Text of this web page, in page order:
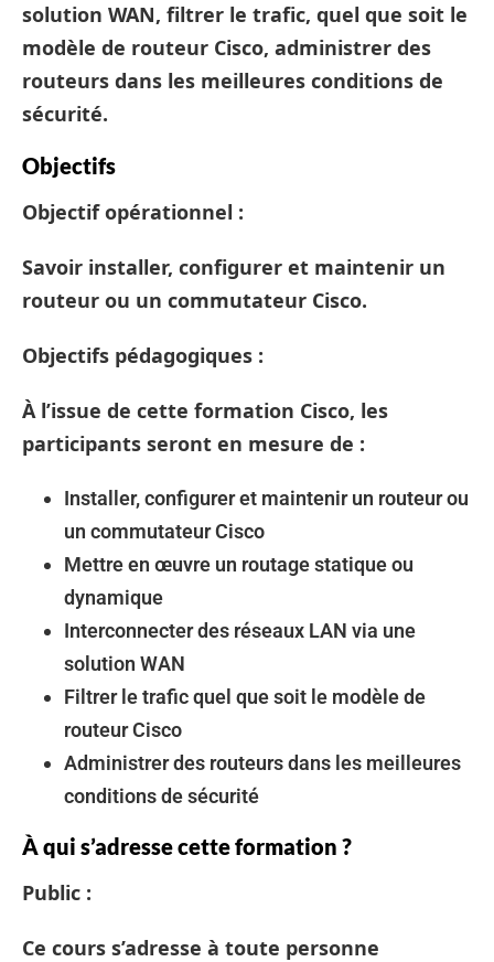
solution WAN, filtrer le trafic, quel que soit le
modèle de routeur Cisco, administrer des
routeurs dans les meilleures conditions de
sécurité.
Objectifs
Objectif opérationnel :
Savoir installer, configurer et maintenir un
routeur ou un commutateur Cisco.
Objectifs pédagogiques :
À l’issue de cette formation Cisco, les
participants seront en mesure de :
Installer, configurer et maintenir un routeur ou
un commutateur Cisco
Mettre en œuvre un routage statique ou
dynamique
Interconnecter des réseaux LAN via une
solution WAN
Filtrer le trafic quel que soit le modèle de
routeur Cisco
Administrer des routeurs dans les meilleures
conditions de sécurité
À qui s’adresse cette formation ?
Public :
Ce cours s’adresse à toute personne